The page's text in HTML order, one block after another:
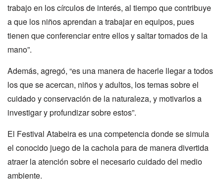
trabajo en los círculos de interés, al tiempo que contribuye
a que los niños aprendan a trabajar en equipos, pues
tienen que conferenciar entre ellos y saltar tomados de la
mano”.
Además, agregó, “es una manera de hacerle llegar a todos
los que se acercan, niños y adultos, los temas sobre el
cuidado y conservación de la naturaleza, y motivarlos a
investigar y profundizar sobre estos”.
El Festival Atabeira es una competencia donde se simula
el conocido juego de la cachola para de manera divertida
atraer la atención sobre el necesario cuidado del medio
ambiente.